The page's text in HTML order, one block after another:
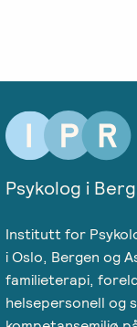
Psykolog i
Institutt for
i Oslo, Bergen og
familieterapi,
helsepersonell og